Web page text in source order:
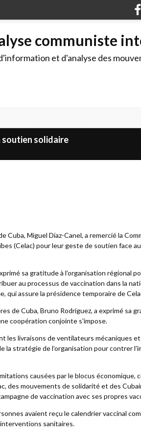
communiste
et d'analyse des
soutien solidaire
Cuba, Miguel Díaz-Canel, a remercié la
(Celac) pour leur geste de soutien face
sa gratitude à l’organisation régional
au processus de vaccination dans la
qui assure la présidence temporaire de
de Cuba, Bruno Rodríguez, a exprimé sa
coopération conjointe s'impose.
les livraisons de ventilateurs mécaniques
la stratégie de l’organisation pour contrer
causées par le blocus économique,
des mouvements de solidarité et des
de vaccination avec ses propres
avaient reçu le calendrier vaccinal
sanitaires.